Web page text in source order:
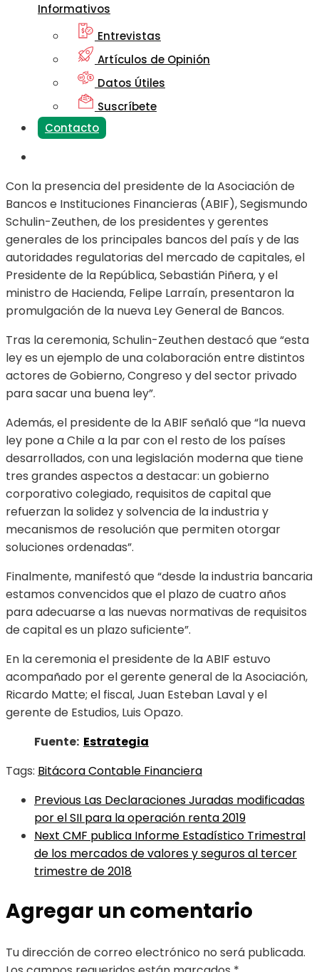
Informativos
Entrevistas
Artículos de Opinión
Datos Útiles
Suscríbete
Contacto
Con la presencia del presidente de la Asociación de
Bancos e Instituciones Financieras (ABIF), Segismundo
Schulin-Zeuthen, de los presidentes y gerentes
generales de los principales bancos del país y de las
autoridades regulatorias del mercado de capitales, el
Presidente de la República, Sebastián Piñera, y el
ministro de Hacienda, Felipe Larraín, presentaron la
promulgación de la nueva Ley General de Bancos.
Tras la ceremonia, Schulin-Zeuthen destacó que “esta
ley es un ejemplo de una colaboración entre distintos
actores de Gobierno, Congreso y del sector privado
para sacar una buena ley”.
Además, el presidente de la ABIF señaló que “la nueva
ley pone a Chile a la par con el resto de los países
desarrollados, con una legislación moderna que tiene
tres grandes aspectos a destacar: un gobierno
corporativo colegiado, requisitos de capital que
refuerzan la solidez y solvencia de la industria y
mecanismos de resolución que permiten otorgar
soluciones ordenadas”.
Finalmente, manifestó que “desde la industria bancaria
estamos convencidos que el plazo de cuatro años
para adecuarse a las nuevas normativas de requisitos
de capital es un plazo suficiente”.
En la ceremonia el presidente de la ABIF estuvo
acompañado por el gerente general de la Asociación,
Ricardo Matte; el fiscal, Juan Esteban Laval y el
gerente de Estudios, Luis Opazo.
Fuente: Estrategia
Tags: Bitácora Contable Financiera
Previous Las Declaraciones Juradas modificadas
por el SII para la operación renta 2019
Next CMF publica Informe Estadístico Trimestral
de los mercados de valores y seguros al tercer
trimestre de 2018
Agregar un comentario
Tu dirección de correo electrónico no será publicada.